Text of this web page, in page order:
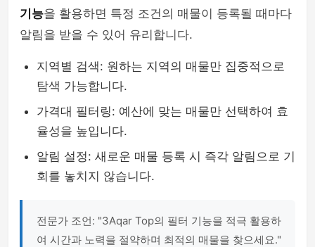
기능을 활용하면 특정 조건의 매물이 등록될 때마다
알림을 받을 수 있어 유리합니다.
지역별 검색: 원하는 지역의 매물만 집중적으로
탐색 가능합니다.
가격대 필터링: 예산에 맞는 매물만 선택하여 효
율성을 높입니다.
알림 설정: 새로운 매물 등록 시 즉각 알림으로 기
회를 놓치지 않습니다.
전문가 조언: "3Aqar Top의 필터 기능을 적극 활용하
여 시간과 노력을 절약하며 최적의 매물을 찾으세요."